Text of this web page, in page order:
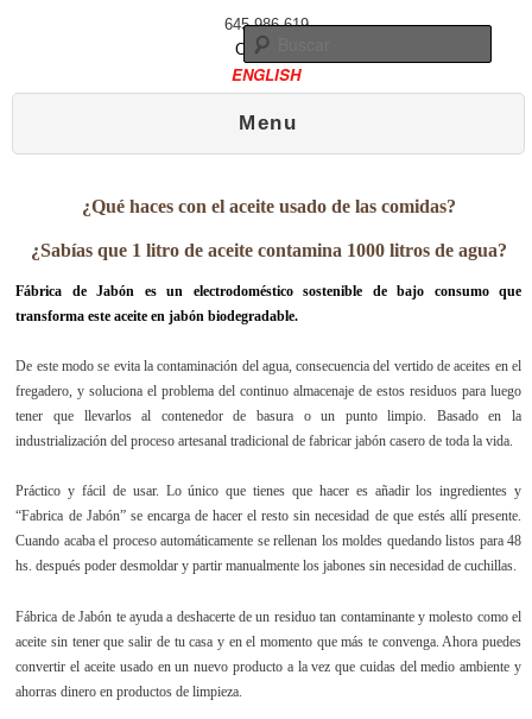
645 986 619
Contacto
ENGLISH
Menu
¿Qué haces con el aceite usado de las comidas?
¿Sabías que 1 litro de aceite contamina 1000 litros de agua?
Fábrica de Jabón es un electrodoméstico sostenible de bajo consumo que
transforma este aceite en jabón biodegradable.
De este modo se evita la contaminación del agua, consecuencia del vertido de aceites en el
fregadero, y soluciona el problema del continuo almacenaje de estos residuos para luego
tener que llevarlos al contenedor de basura o un punto limpio. Basado en la
industrialización del proceso artesanal tradicional de fabricar jabón casero de toda la vida.
Práctico y fácil de usar. Lo único que tienes que hacer es añadir los ingredientes y
“Fabrica de Jabón” se encarga de hacer el resto sin necesidad de que estés allí presente.
Cuando acaba el proceso automáticamente se rellenan los moldes quedando listos para 48
hs. después poder desmoldar y partir manualmente los jabones sin necesidad de cuchillas.
Fábrica de Jabón te ayuda a deshacerte de un residuo tan contaminante y molesto como el
aceite sin tener que salir de tu casa y en el momento que más te convenga. Ahora puedes
convertir el aceite usado en un nuevo producto a la vez que cuidas del medio ambiente y
ahorras dinero en productos de limpieza.